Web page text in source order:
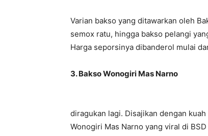
Varian bakso yang ditawarkan oleh
semox ratu, hingga bakso pelangi
Harga seporsinya dibanderol mulai
3. Bakso Wonogiri Mas Narno
diragukan lagi. Disajikan dengan
Wonogiri Mas Narno yang viral di